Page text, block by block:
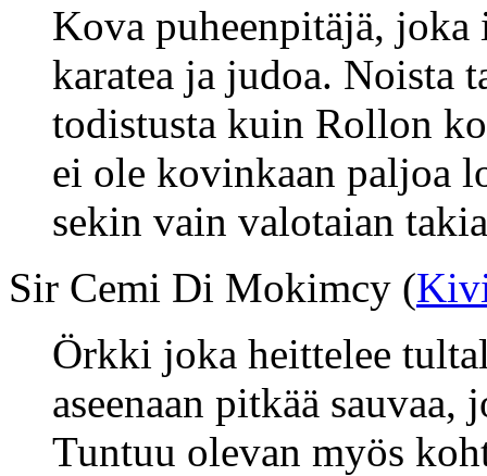
Kova puheenpitäjä, joka
karatea ja judoa. Noista
todistusta kuin Rollon
ei ole kovinkaan paljoa
sekin vain valotaian
Sir Cemi Di Mokimcy (
Örkki joka heittelee
aseenaan pitkää
Tuntuu olevan myös